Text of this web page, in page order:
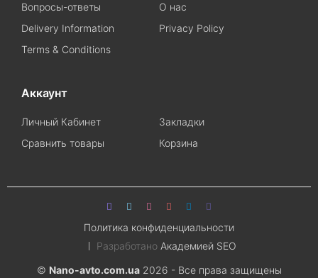
Вопросы-ответы
О нас
Delivery Information
Privacy Policy
Terms & Conditions
Аккаунт
Личный Кабинет
Закладки
Сравнить товары
Корзина
© Nano-avto.com.ua2026 - Все права защищены
Политика конфиденциальности
Разработано Академией SEO